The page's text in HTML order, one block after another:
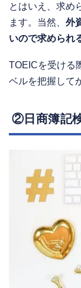
とはいえ、求め
ます。当然、 外
いので求められ
TOEICを受ける
ベルを把握して
②日商簿記